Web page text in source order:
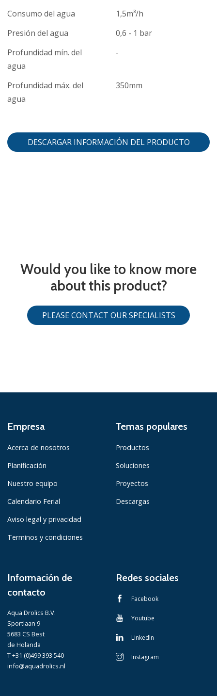
Consumo del agua
1,5m³/h
Presión del agua
0,6 - 1 bar
Profundidad mín. del
agua
-
Profundidad máx. del
agua
350mm
DESCARGAR INFORMACIÓN DEL PRODUCTO
Would you like to know more
about this product?
PLEASE CONTACT OUR SPECIALISTS
Empresa
Acerca de nosotros
Planificación
Nuestro equipo
Calendario Ferial
Aviso legal y privacidad
Terminos y condiciones
Temas populares
Productos
Soluciones
Proyectos
Descargas
Información de
contacto
Aqua Drolics B.V.
Sportlaan 9
5683 CS Best
de Holanda
T +31 (0)499 393 540
info@aquadrolics.nl
Redes sociales
Facebook
Youtube
LinkedIn
Instagram